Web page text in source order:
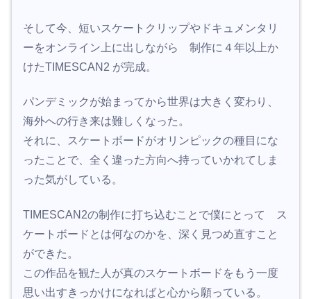
そして今、短いスケートクリップやドキュメンタリ
ーをオンライン上に出しながら 制作に４年以上か
けたTIMESCAN2 が完成。
パンデミックが始まってから世界は大きく変わり、
海外への行き来は難しくなった。
それに、スケートボードがオリンピックの種目にな
ったことで、全く違った方向へ持っていかれてしま
った気がしている。
TIMESCAN2の制作に打ち込むことで僕にとって ス
ケートボードとは何なのかを、深く見つめ直すこと
ができた。
この作品を観た人が真のスケートボードをもう一度
思い出すきっかけになればと心から願っている。